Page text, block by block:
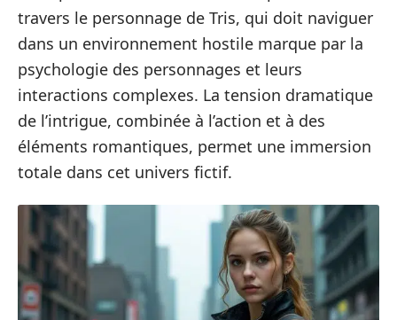
travers le personnage de Tris, qui doit naviguer
dans un environnement hostile marque par la
psychologie des personnages et leurs
interactions complexes. La tension dramatique
de l’intrigue, combinée à l’action et à des
éléments romantiques, permet une immersion
totale dans cet univers fictif.